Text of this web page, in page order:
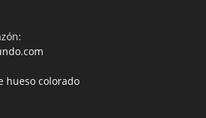
hueso colorado